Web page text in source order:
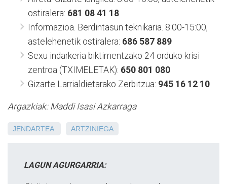
ostiralera: 681 08 41 18
Informazioa. Berdintasun teknikaria. 8:00-15:00,
astelehenetik ostiralera: 686 587 889
Sexu indarkeria biktimentzako 24 orduko krisi
zentroa (TXIMELETAK): 650 801 080
Gizarte Larrialdietarako Zerbitzua: 945 16 12 10
Argazkiak: Maddi Isasi Azkarraga
JENDARTEA ARTZINIEGA
LAGUN AGURGARRIA: